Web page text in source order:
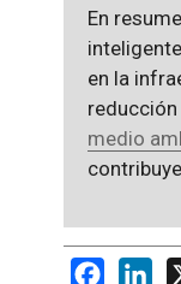
En
en la
medio